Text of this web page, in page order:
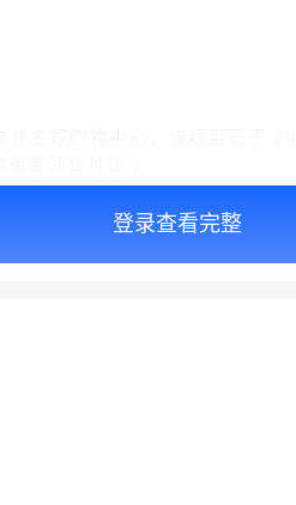
登录查看完整